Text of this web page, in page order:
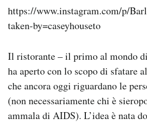
https://www.instagram.com/p/
taken-by=caseyhouseto
Il ristorante – il primo al mondo
ha aperto con lo scopo di sfatare
che ancora oggi riguardano le
(non necessariamente chi è
ammala di AIDS). L’idea è nata